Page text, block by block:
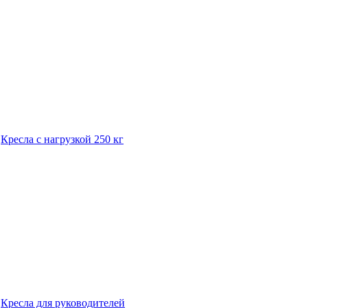
Кресла с нагрузкой 250 кг
Кресла для руководителей